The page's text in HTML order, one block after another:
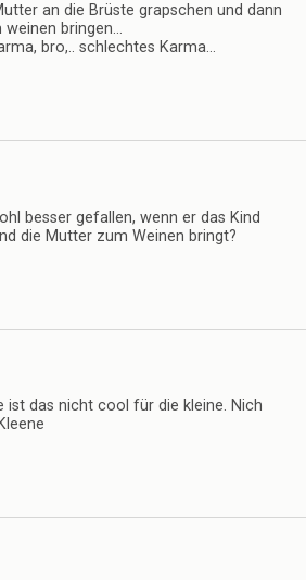
an die Brüste grapschen und dann
weinen bringen…
bro,.. schlechtes Karma…
besser gefallen, wenn er das Kind
die Mutter zum Weinen bringt?
ist das nicht cool für die kleine. Nich